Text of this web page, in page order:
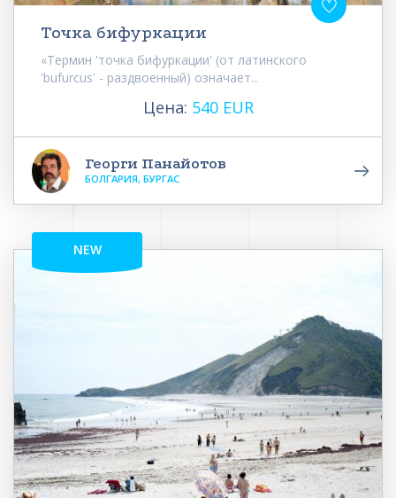
Точка бифуркации
«Термин 'точка бифуркации' (от латинского
'bufurcus' - раздвоенный) означает...
Цена: 540 EUR
Георги Панайотов
БОЛГАРИЯ, БУРГАС
NEW